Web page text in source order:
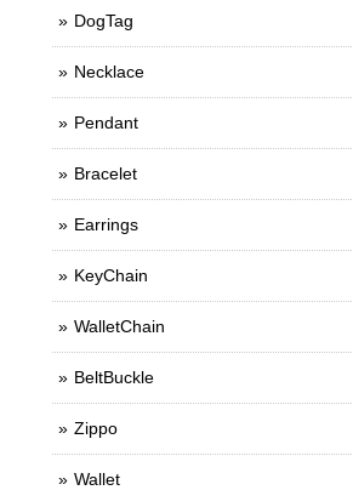
DogTag
Necklace
Pendant
Bracelet
Earrings
KeyChain
WalletChain
BeltBuckle
Zippo
Wallet